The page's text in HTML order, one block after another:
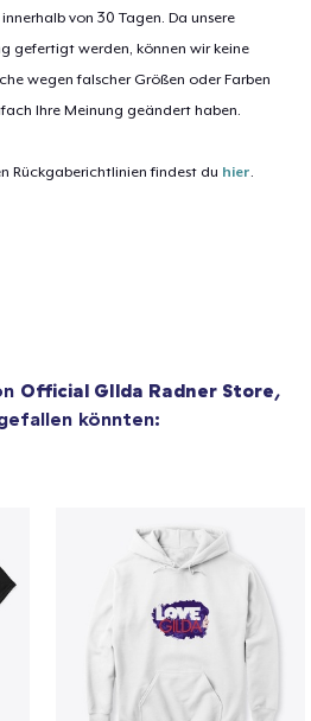
von 30 Tagen. Da unsere
gefertigt werden, können wir keine
wegen falscher Größen oder Farben
Ihre Meinung geändert haben.
Rückgaberichtlinien findest du hier.
Official GIlda Radner Store,
könnten: